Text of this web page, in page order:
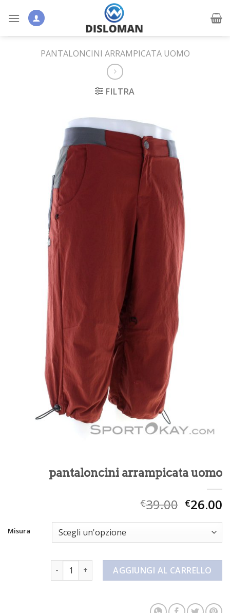
PANTALONCINI ARRAMPICATA UOMO
FILTRA
pantaloncini arrampicata uomo
€39.00 €26.00
Misura
pantaloncini arrampicata uomo quantità
AGGIUNGI AL CARRELLO